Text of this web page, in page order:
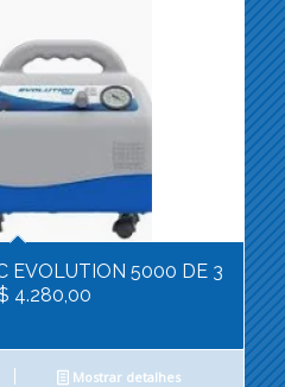
EVOLUTION 5000 DE 3
4.280,00
Mostrar detalhes